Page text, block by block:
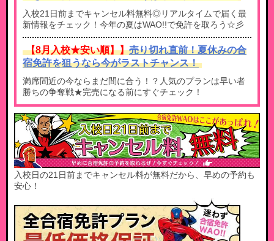
入校21日前までキャンセル料無料◎リアルタイムで届く最
新情報をチェック！今年の夏はWAO!!で免許を取ろう☆彡
【8月入校★安い順】】売り切れ直前！夏休みの合
宿免許を狙うなら今がラストチャンス！
満席間近の今ならまだ間に合う！？人気のプランは早い者
勝ちの争奪戦★完売になる前にすぐチェック！
入校日の21日前までキャンセル料が無料だから、早めの予約も
安心！